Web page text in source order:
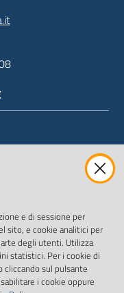
e di sessione per
sito, e cookie analitici per
degli utenti. Utilizza
statistici. Per i cookie di
cliccando sul pulsante
i cookie oppure